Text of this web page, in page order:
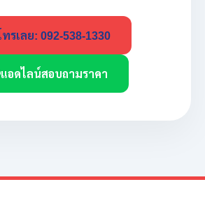
ทรเลย: 092-538-1330
แอดไลน์สอบถามราคา